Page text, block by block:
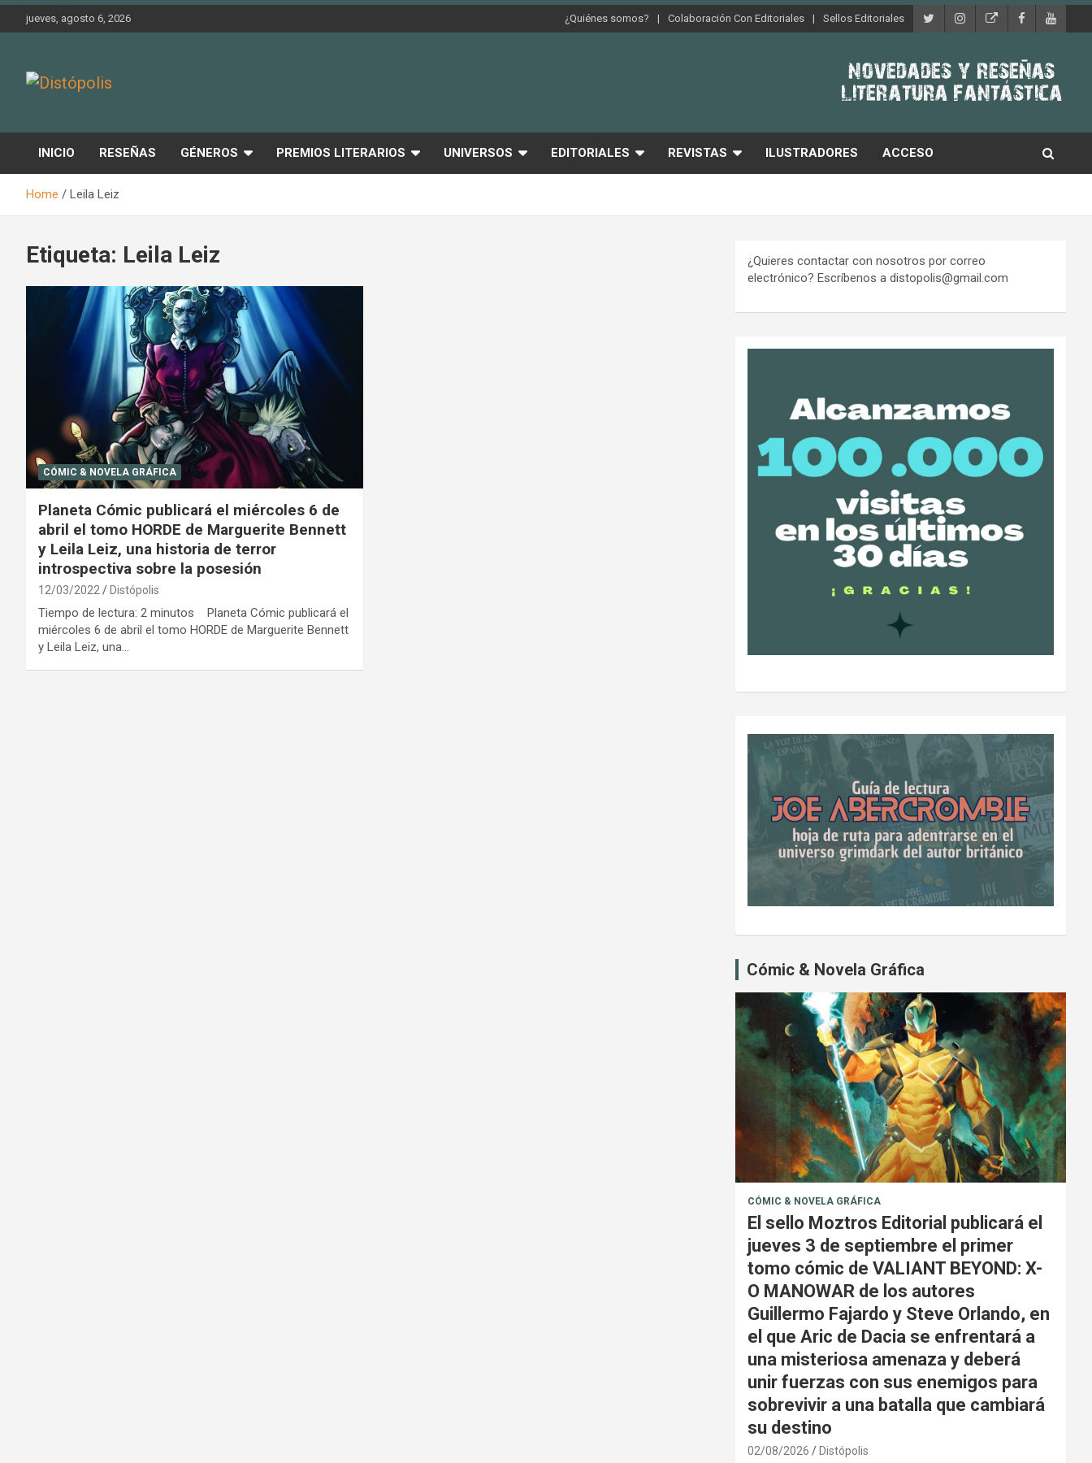
Skip
jueves, agosto 6, 2026 ¿Quiénes somos? Colaboración Con Editoriales Sellos Editoriales
INICIO RESEÑAS GÉNEROS PREMIOS LITERARIOS UNIVERSOS EDITORIALES REVISTAS ILUSTRADORES ACCESO
Home Leila Leiz
Etiqueta: Leila Leiz
CÓMIC & NOVELA GRÁFICA
Planeta Cómic publicará el miércoles 6 de
abril el tomo HORDE de Marguerite Bennett
y Leila Leiz, una historia de terror
introspectiva sobre la posesión
12/03/2022 Distópolis
Tiempo de lectura: 2 minutos Planeta Cómic publicará el
miércoles 6 de abril el tomo HORDE de Marguerite Bennett
y Leila Leiz, una…
¿Quieres contactar con nosotros por correo
electrónico? Escríbenos a distopolis@gmail.com
Cómic & Novela Gráfica
CÓMIC & NOVELA GRÁFICA
El sello Moztros Editorial publicará el
jueves 3 de septiembre el primer
tomo cómic de VALIANT BEYOND: X-
O MANOWAR de los autores
Guillermo Fajardo y Steve Orlando, en
el que Aric de Dacia se enfrentará a
una misteriosa amenaza y deberá
unir fuerzas con sus enemigos para
sobrevivir a una batalla que cambiará
su destino
02/08/2026 Distópolis